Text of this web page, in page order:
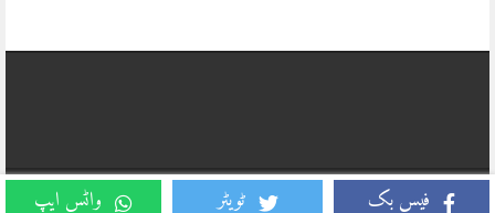
فیس بک ٹویٹر واٹس ایپ
Copyright © 2026, Daily Business Report All Rights Reserved. Website
Developed And Managed By TECHNO ARCADE